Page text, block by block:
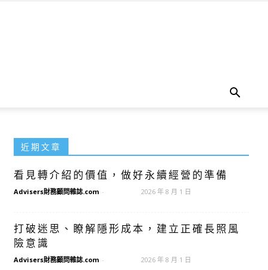
近期文章
看見轉介紹的價值，做好永續經營的準備
Advisers財務顧問雜誌.com - 2026 年 8 月 1 日
打破迷思、瞭解隱形成本，建立正確長照風
險意識
Advisers財務顧問雜誌.com - 2026 年 8 月 1 日